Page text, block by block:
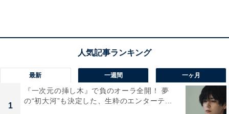
構成、登場人物の心理を細かく忠実に表現しているから
（20代男性）」「俳優陣がすごく豪華だったということ
と、アニメや漫画の内容を知らずに観に行ったがとても
面白くて、アニメの東京リベンジャーズにハマるきっか
最新 一週間 一ヶ月
1
『一次元の挿し木』で負のオーラ全開！ 夢
の“初大河”も決定した、生粋のエンターテ...